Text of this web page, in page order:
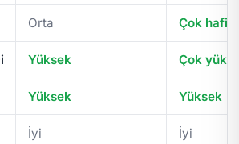
Orta Çok hafif
Yüksek Çok
Yüksek Yüksek
İyi İyi